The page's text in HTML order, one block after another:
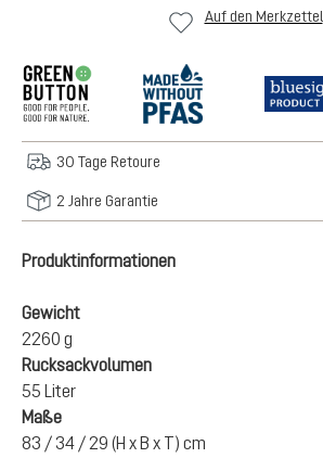
Auf den Merkzettel
30 Tage Retoure
2 Jahre Garantie
Produktinformationen
Gewicht
2260 g
Rucksackvolumen
55 Liter
Maße
83 / 34 / 29 (H x B x T) cm